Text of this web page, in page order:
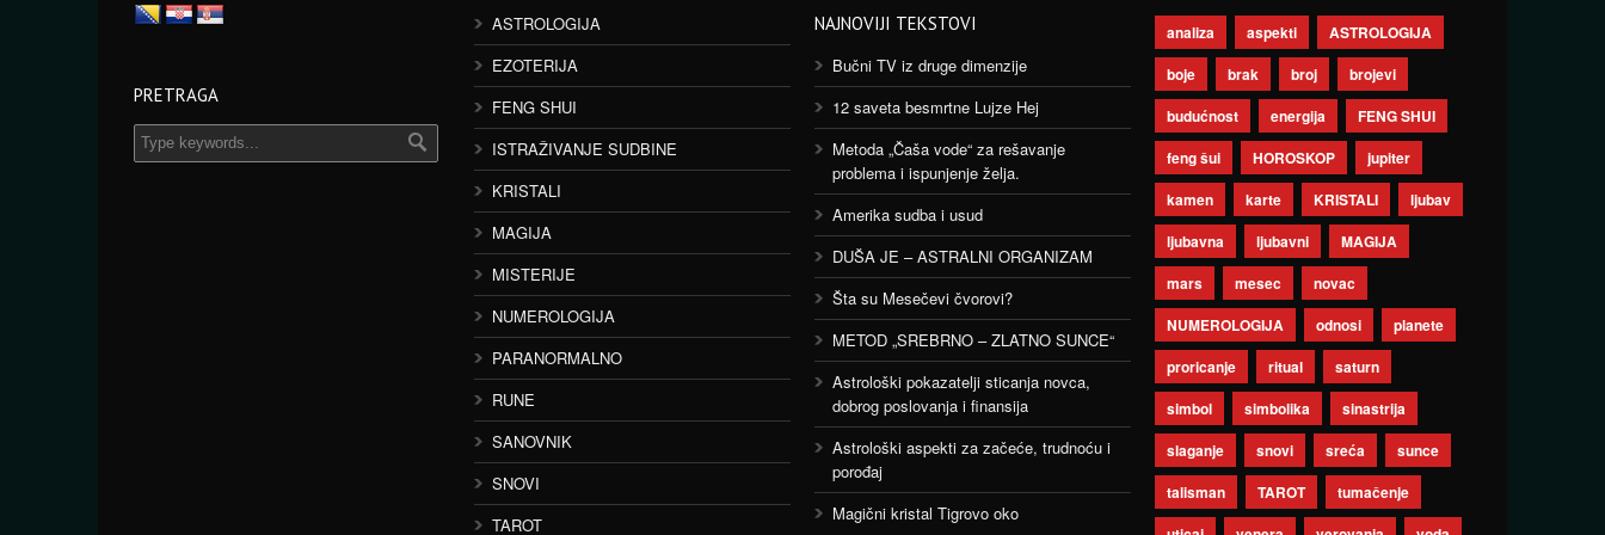
PRETRAGA
ASTROLOGIJA
EZOTERIJA
FENG SHUI
ISTRAŽIVANJE SUDBINE
KRISTALI
MAGIJA
MISTERIJE
NUMEROLOGIJA
PARANORMALNO
RUNE
SANOVNIK
SNOVI
TAROT
NAJNOVIJI TEKSTOVI
Bučni TV iz druge dimenzije
12 saveta besmrtne Lujze Hej
Metoda „Čaša vode“ za rešavanje
problema i ispunjenje želja.
Amerika sudba i usud
DUŠA JE – ASTRALNI ORGANIZAM
Šta su Mesečevi čvorovi?
METOD „SREBRNO – ZLATNO SUNCE“
Astrološki pokazatelji sticanja novca,
dobrog poslovanja i finansija
Astrološki aspekti za začeće, trudnoću i
porođaj
Magični kristal Tigrovo oko
analiza aspekti
ASTROLOGIJA
boje
brak broj
brojevi
budućnost
energija
FENG SHUI
feng šui
HOROSKOP
jupiter
kamen
karte KRISTALI
ljubav
ljubavna
ljubavni
MAGIJA
mars
mesec
novac
NUMEROLOGIJA
odnosi
planete
proricanje
ritual
saturn
simbol
simbolika
sinastrija
slaganje
snovi sreća
sunce
talisman
TAROT
tumačenje